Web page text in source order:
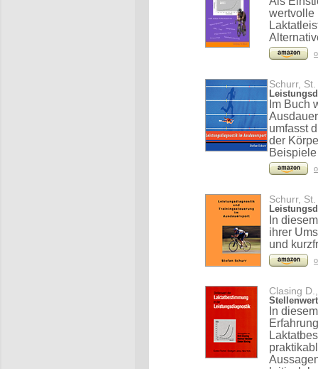
wertvolle
Schurr,
Im Buch
umfasst
der
Schurr,
In
ihrer
und
Clasing
In